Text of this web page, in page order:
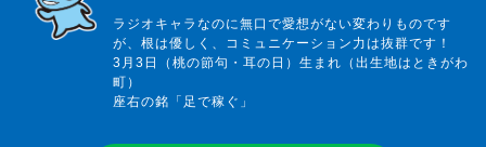
ラジオキャラなのに無口で愛想がない変わりものです
が、根は優しく、コミュニケーション力は抜群です！
3月3日（桃の節句・耳の日）生まれ（出生地はときがわ
町）
座右の銘「足で稼ぐ」